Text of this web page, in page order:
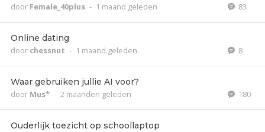
door Female_40plus - 1 maand geleden 83
Online dating
door chessnut - 1 maand geleden 8
Waar gebruiken jullie AI voor?
door Mus* - 2 maanden geleden 180
Ouderlijk toezicht op schoollaptop